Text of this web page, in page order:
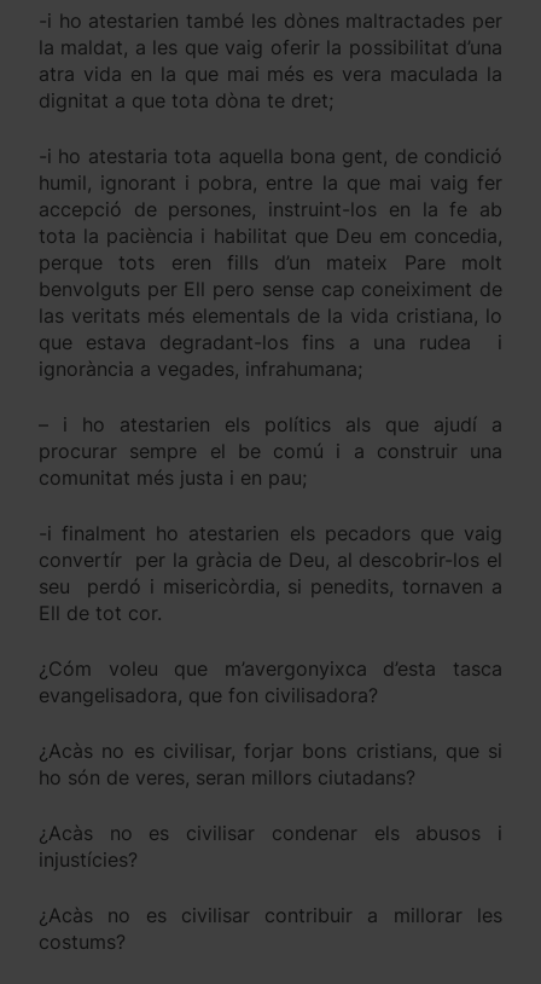
-i ho atestarien també les dònes maltractades per
la maldat, a les que vaig oferir la possibilitat d’una
atra vida en la que mai més es vera maculada la
dignitat a que tota dòna te dret;
-i ho atestaria tota aquella bona gent, de condició
humil, ignorant i pobra, entre la que mai vaig fer
accepció de persones, instruint-los en la fe ab
tota la paciència i habilitat que Deu em concedia,
perque tots eren fills d’un mateix Pare molt
benvolguts per Ell pero sense cap coneiximent de
las veritats més elementals de la vida cristiana, lo
que estava degradant-los fins a una rudea i
ignorància a vegades, infrahumana;
– i ho atestarien els polítics als que ajudí a
procurar sempre el be comú i a construir una
comunitat més justa i en pau;
-i finalment ho atestarien els pecadors que vaig
convertír per la gràcia de Deu, al descobrir-los el
seu perdó i misericòrdia, si penedits, tornaven a
Ell de tot cor.
¿Cóm voleu que m’avergonyixca d’esta tasca
evangelisadora, que fon civilisadora?
¿Acàs no es civilisar, forjar bons cristians, que si
ho són de veres, seran millors ciutadans?
¿Acàs no es civilisar condenar els abusos i
injustícies?
¿Acàs no es civilisar contribuir a millorar les
costums?